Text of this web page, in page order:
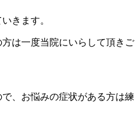
きます。
は一度当院にいらして頂きご
、お悩みの症状がある方は練